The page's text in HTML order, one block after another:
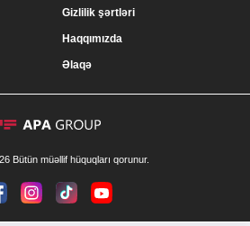
Gizlilik şərtləri
Haqqımızda
Əlaqə
Bütün müəllif hüquqları qorunur.